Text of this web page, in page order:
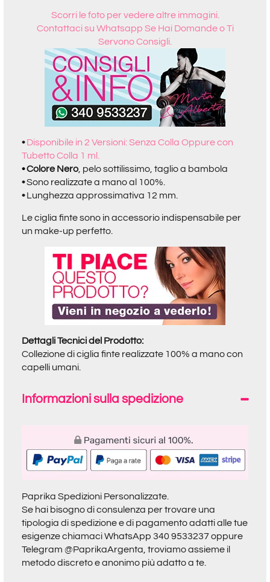
Scorri le foto per vedere altre immagini.
Contattaci su Whatsapp Se Hai Domande o Ti
Servono Consigli.
•Disponibile in 2 Versioni: Senza Colla Oppure con
Tubetto Colla 1 ml.
•Colore Nero, pelo sottilissimo, taglio a bambola
•Sono realizzate a mano al 100%.
•Lunghezza approssimativa 12 mm.
Le ciglia finte sono in accessorio indispensabile per
un make-up perfetto.
Dettagli Tecnici del Prodotto:
Collezione di ciglia finte realizzate 100% a mano con
capelli umani.
Informazioni sulla spedizione
Paprika Spedizioni Personalizzate.
Se hai bisogno di consulenza per trovare una
tipologia di spedizione e di pagamento adatti alle tue
esigenze chiamaciWhatsApp 340 9533237 oppure
Telegram @PaprikaArgenta, troviamo assieme il
metodo discreto e anonimo più adatto a te.